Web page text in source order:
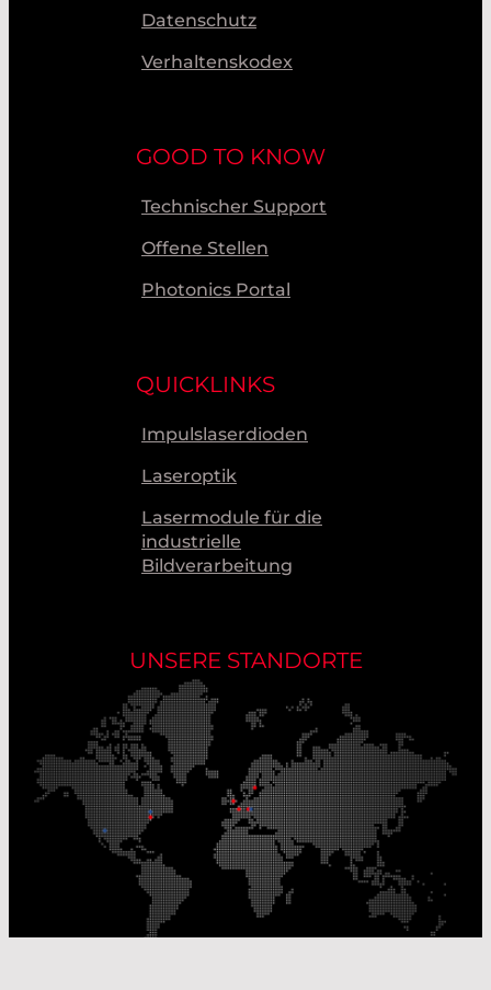
Datenschutz
Verhaltenskodex
GOOD TO KNOW
Technischer Support
Offene Stellen
Photonics Portal
QUICKLINKS
Impulslaserdioden
Laseroptik
Lasermodule für die
industrielle
Bildverarbeitung
UNSERE STANDORTE